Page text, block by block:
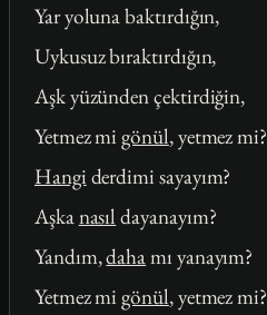
Yar yoluna baktırdığın,
Uykusuz bıraktırdığın,
Aşk yüzünden çektirdiğin,
Yetmez migönül, yetmez mi?
Hangi derdimi sayayım?
Aşkanasıl dayanayım?
Yandım,dahamı yanayım?
Yetmez migönül, yetmez mi?